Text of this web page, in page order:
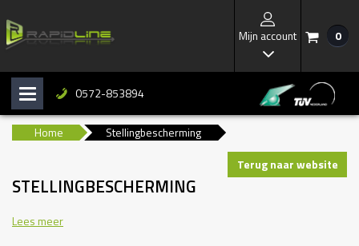
Mijn account
I
/ 0
H b 0572-853894
Home Stellingbescherming
Terug naar website
STELLINGBESCHERMING
Lees meer